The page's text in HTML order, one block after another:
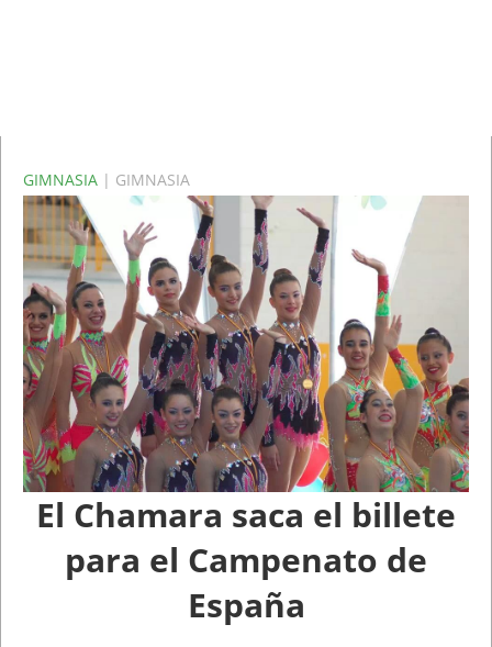
GIMNASIA | GIMNASIA
El Chamara saca el billete
para el Campenato de
España